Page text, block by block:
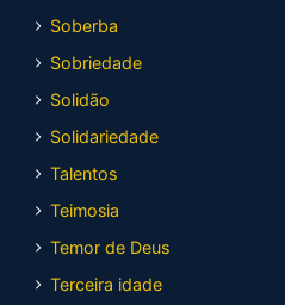
Soberba
Sobriedade
Solidão
Solidariedade
Talentos
Teimosia
Temor de Deus
Terceira idade